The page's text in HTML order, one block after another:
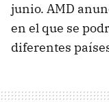
junio. AMD
en el que se
diferentes